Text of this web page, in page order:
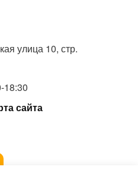
улица 10, стр.
18:30
сайта